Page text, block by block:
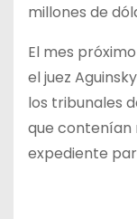
millones de
El mes
el juez
los tribunales
que contenían
expediente